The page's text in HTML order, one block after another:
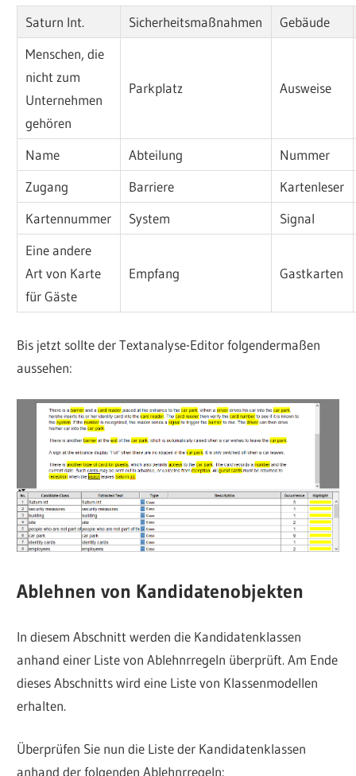
Saturn Int. Sicherheitsmaßnahmen
Gebäude
Menschen, die
nicht zum
Unternehmen
gehören
Parkplatz Ausweise
Name Abteilung
Nummer
Zugang
Barriere
Kartenleser
Kartennummer
System
Signal
Eine andere
Art von Karte
für Gäste
Empfang Gastkarten
Bis jetzt sollte der Textanalyse-Editor folgendermaßen
aussehen:
Ablehnen von Kandidatenobjekten
In diesem Abschnitt werden die Kandidatenklassen
anhand einer Liste von Ablehnrregeln überprüft. Am Ende
dieses Abschnitts wird eine Liste von Klassenmodellen
erhalten.
Überprüfen Sie nun die Liste der Kandidatenklassen
anhand der folgenden Ablehnrregeln: